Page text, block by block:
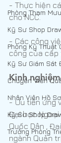
Phòng Tham
Kỹ Sư Shop
Phòng Kỹ Thuật
Kỹ Sư Giám Sát
Chuyên Viên
Nhân Viên Hồ
Kỹ Sư Shop
Trưởng Phòng
- Thực hiện
cho NCC.
- Các công
công của cấp
Kinh
- Ưu tiên ứng
Đại học Ngoại
Quốc Dân ,
ngành Quản